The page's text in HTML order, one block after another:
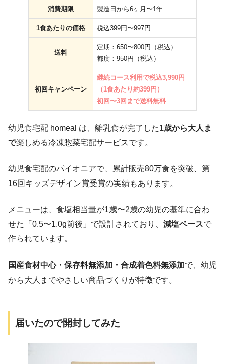
消費期限 製造日から6ヶ月〜1年
1食あたりの価格 税込399円〜997円
送料
定期：650〜800円（税込）
都度：950円（税込）
初回キャンペーン
継続コース利用で税込3,990円
（1食あたり約399円）
初回〜3回まで送料無料
幼児食宅配 homeal は、離乳食が完了した1歳から大人ま
で楽しめる冷凍惣菜宅配サービスです。
幼児食宅配のパイオニアで、累計販売80万食を突破、第
16回キッズデザイン賞受賞の実績もあります。
メニューは、食塩相当量が1歳〜2歳の幼児の基準に合わ
せた「0.5〜1.0g前後」で設計されており、 減塩ベースで
作られています。
国産食材中心・保存料無添加・合成着色料無添加で、幼児
から大人までやさしい商品づくりが特徴です。
届いたので開封してみた